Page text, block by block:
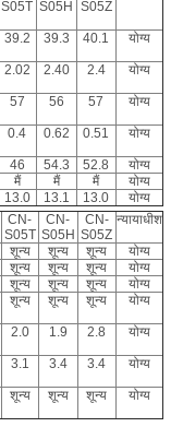
S05T S05H S05Z
39.2 39.3 40.1 योग्य
2.02 2.40 2.4 योग्य
57 56 57 योग्य
0.4 0.62 0.51 योग्य
46 54.3 52.8
योग्य
मैं मैं मैं
योग्य
13.0 13.1 13.0
योग्य
CN-
S05T
CN-
S05H
CN-
S05Z
न्यायाधीश
शून्य शून्य शून्य
योग्य
शून्य शून्य शून्य
योग्य
शून्य शून्य शून्य
योग्य
शून्य शून्य शून्य योग्य
2.0 1.9 2.8 योग्य
3.1 3.4 3.4 योग्य
शून्य शून्य शून्य योग्य